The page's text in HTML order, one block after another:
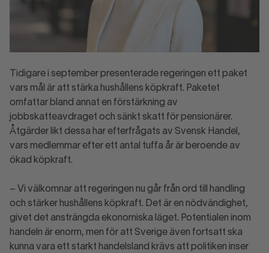
Tidigare i september presenterade regeringen ett paket
vars mål är att stärka hushållens köpkraft. Paketet
omfattar bland annat en förstärkning av
jobbskatteavdraget och sänkt skatt för pensionärer.
Åtgärder likt dessa har efterfrågats av Svensk Handel,
vars medlemmar efter ett antal tuffa år är beroende av
ökad köpkraft.
– Vi välkomnar att regeringen nu går från ord till handling
och stärker hushållens köpkraft. Det är en nödvändighet,
givet det ansträngda ekonomiska läget. Potentialen inom
handeln är enorm, men för att Sverige även fortsatt ska
kunna vara ett starkt handelsland krävs att politiken inser